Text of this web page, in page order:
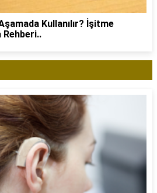
Kullanılır? İşitme
Rehberi..